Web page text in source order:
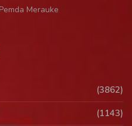
Merauke
(3862)
(1143)